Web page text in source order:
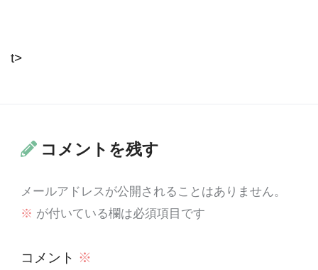
t>
コメントを残す
メールアドレスが公開されることはありません。
※ が付いている欄は必須項目です
コメント ※